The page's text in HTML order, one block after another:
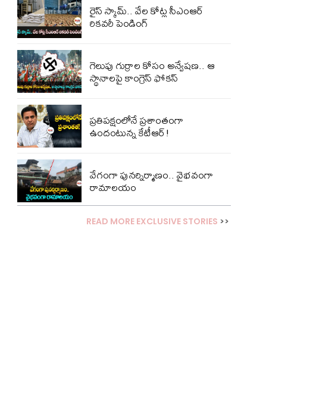
రైస్ స్కామ్.. వేల కోట్ల‌ సీఎంఆర్
రికవరీ పెండింగ్
గెలుపు గుర్రాల కోసం అన్వేషణ.. ఆ
స్థానాలపై కాంగ్రెస్ ఫోకస్
ప్ర‌తిప‌క్షంలోనే ప్ర‌శాంతంగా
ఉందంటున్న కేటీఆర్!
వేగంగా పునర్నిర్మాణం.. వైభవంగా
రామాలయం
READ MORE EXCLUSIVE STORIES >>